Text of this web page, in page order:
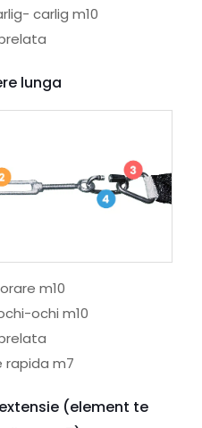
carlig m10
lunga
m10
ochi m10
rapida m7
(element te